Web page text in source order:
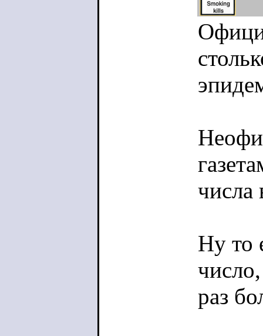
числа
Ну то
раз